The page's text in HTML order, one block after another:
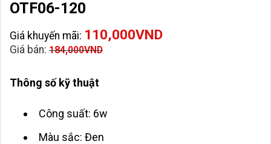
OTF06-120
Giá khuyến mãi: 110,000VND
Giá bán: 184,000VND
Thông số kỹ thuật
Công suất: 6w
Màu sắc: Đen